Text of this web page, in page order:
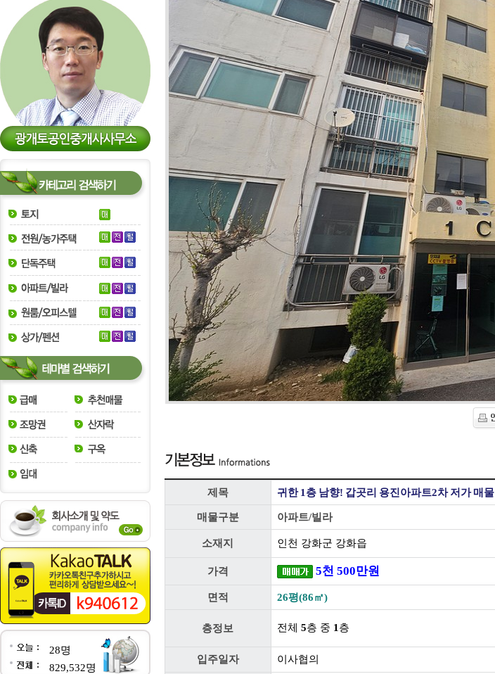
28명
829,532명
제목 귀한 1층 남향! 갑곳리 용진아파트2차 저가 매물
매물구분 아파트/빌라
소재지 인천 강화군 강화읍
가격 5천 500만원
면적 26평(86㎡)
층정보 전체 5층 중 1 층
입주일자 이사협의